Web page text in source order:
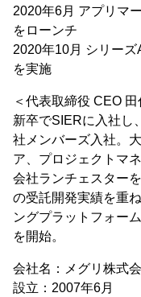
2020年6月 アプリマ
をローンチ
2020年10月 シリー
を実施
＜代表取締役 CEO 田
新卒でSIERに入社し
社メンバーズ入社。
ア、プロジェクトマ
会社ランチェスター
の受託開発実績を重
ングプラットフォー
を開始。
会社名：メグリ株式
設立：2007年6月